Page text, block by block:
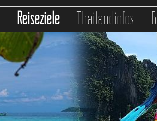
Reiseziele Thailandinfos